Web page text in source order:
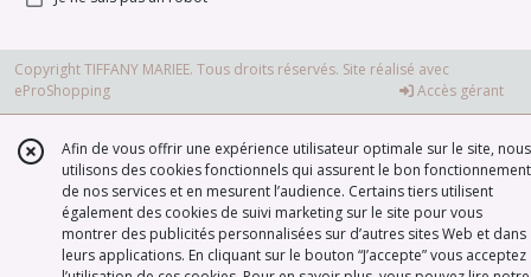
Copyright TIFFANY MARIEE. Tous droits réservés. Site réalisé avec
eProShopping
Accès gérant
Afin de vous offrir une expérience utilisateur optimale sur le site, nous
utilisons des cookies fonctionnels qui assurent le bon fonctionnement
de nos services et en mesurent l’audience. Certains tiers utilisent
également des cookies de suivi marketing sur le site pour vous
montrer des publicités personnalisées sur d’autres sites Web et dans
leurs applications. En cliquant sur le bouton “J’accepte” vous acceptez